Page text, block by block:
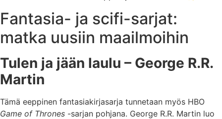
Fantasia- ja scifi-sarjat:
matka uusiin maailmoihin
Tulen ja jään laulu – George R.R.
Martin
Tämä eeppinen fantasiakirjasarja tunnetaan myös HBO
Game of Thrones -sarjan pohjana. George R.R. Martin luo